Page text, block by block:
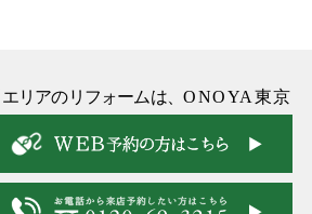
エリアのリフォームは、ONOYA東京